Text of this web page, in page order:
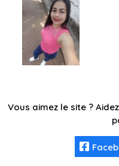
Vous aimez le site ?